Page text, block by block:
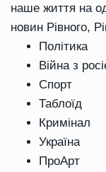
наше життя на
новин Рівного,
Політика
Війна з
Спорт
Таблоїд
Кримінал
Україна
ПроАрт